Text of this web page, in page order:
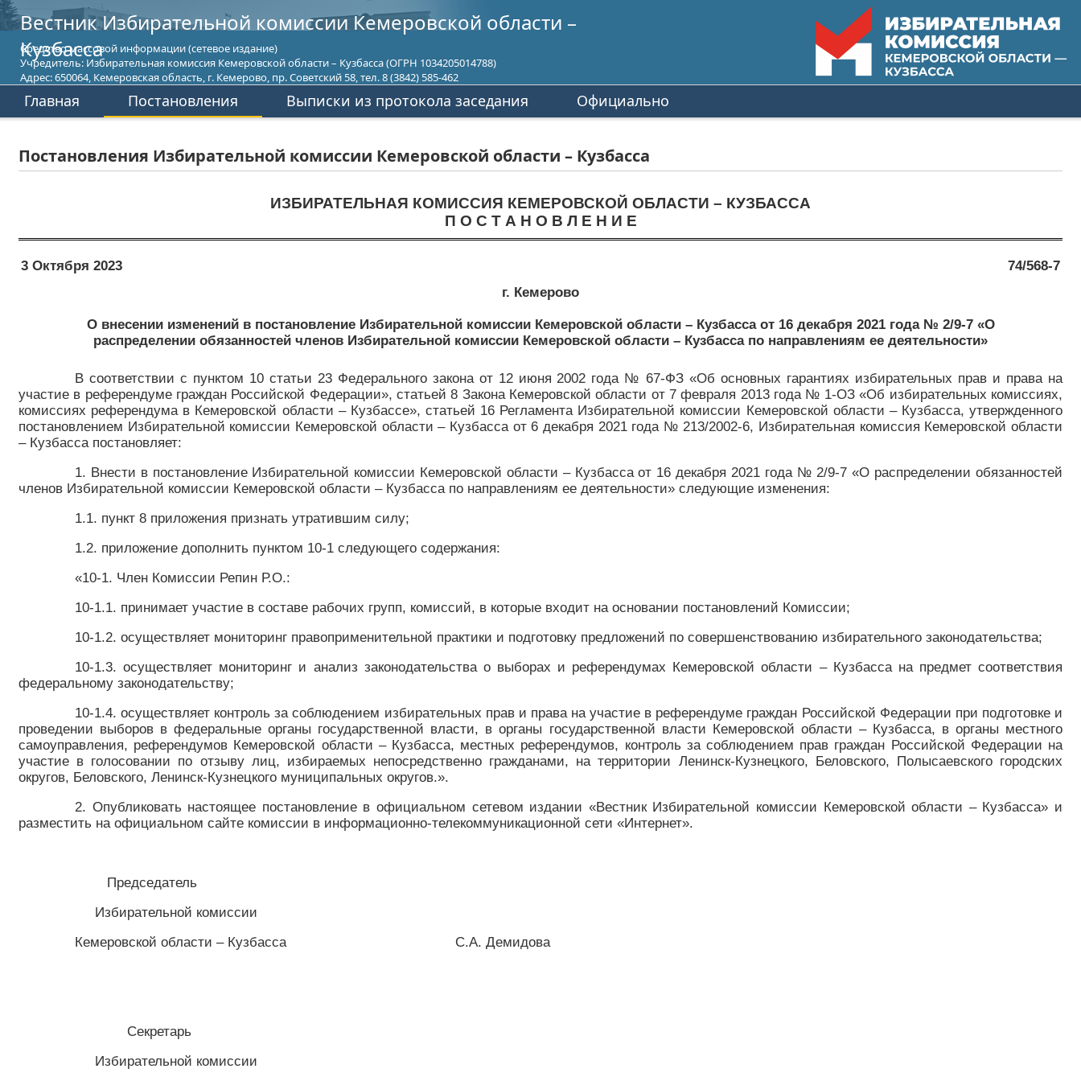
Вестник Избирательной комиссии Кемеровской области –
Кузбасса
Средство массовой информации (сетевое издание)
Учредитель: Избирательная комиссия Кемеровской области – Кузбасса (ОГРН 1034205014788)
Адрес: 650064, Кемеровская область, г. Кемерово, пр. Советский 58, тел. 8 (3842) 585-462
Главная Постановления Выписки из протокола заседания Официально
Постановления Избирательной комиссии Кемеровской области – Кузбасса
ИЗБИРАТЕЛЬНАЯ КОМИССИЯ КЕМЕРОВСКОЙ ОБЛАСТИ – КУЗБАССА
П О С Т А Н О В Л Е Н И Е
3 Октября 2023
74/568-7
г. Кемерово
О внесении изменений в постановление Избирательной комиссии Кемеровской области – Кузбасса от 16 декабря 2021 года № 2/9-7 «О
распределении обязанностей членов Избирательной комиссии Кемеровской области – Кузбасса по направлениям ее деятельности»
В соответствии с пунктом 10 статьи 23 Федерального закона от 12 июня 2002 года № 67-ФЗ «Об основных гарантиях избирательных прав и права на
участие в референдуме граждан Российской Федерации», статьей 8 Закона Кемеровской области от 7 февраля 2013 года № 1-ОЗ «Об избирательных комиссиях,
комиссиях референдума в Кемеровской области – Кузбассе», статьей 16 Регламента Избирательной комиссии Кемеровской области – Кузбасса, утвержденного
постановлением Избирательной комиссии Кемеровской области – Кузбасса от 6 декабря 2021 года № 213/2002-6, Избирательная комиссия Кемеровской области
– Кузбасса постановляет:
1. Внести в постановление Избирательной комиссии Кемеровской области – Кузбасса от 16 декабря 2021 года № 2/9-7 «О распределении обязанностей
членов Избирательной комиссии Кемеровской области – Кузбасса по направлениям ее деятельности» следующие изменения:
1.1. пункт 8 приложения признать утратившим силу;
1.2. приложение дополнить пунктом 10-1 следующего содержания:
«10-1. Член Комиссии Репин Р.О.:
10-1.1. принимает участие в составе рабочих групп, комиссий, в которые входит на основании постановлений Комиссии;
10-1.2. осуществляет мониторинг правоприменительной практики и подготовку предложений по совершенствованию избирательного законодательства;
10-1.3. осуществляет мониторинг и анализ законодательства о выборах и референдумах Кемеровской области – Кузбасса на предмет соответствия
федеральному законодательству;
10-1.4. осуществляет контроль за соблюдением избирательных прав и права на участие в референдуме граждан Российской Федерации при подготовке и
проведении выборов в федеральные органы государственной власти, в органы государственной власти Кемеровской области – Кузбасса, в органы местного
самоуправления, референдумов Кемеровской области – Кузбасса, местных референдумов, контроль за соблюдением прав граждан Российской Федерации на
участие в голосовании по отзыву лиц, избираемых непосредственно гражданами, на территории Ленинск-Кузнецкого, Беловского, Полысаевского городских
округов, Беловского, Ленинск-Кузнецкого муниципальных округов.».
2. Опубликовать настоящее постановление в официальном сетевом издании «Вестник Избирательной комиссии Кемеровской области – Кузбасса» и
разместить на официальном сайте комиссии в информационно-телекоммуникационной сети «Интернет».
Председатель
Избирательной комиссии
Кемеровской области – Кузбасса С.А. Демидова
Секретарь
Избирательной комиссии